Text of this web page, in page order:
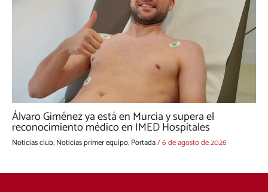
Álvaro Giménez ya está en Murcia y supera el
reconocimiento médico en IMED Hospitales
Noticias club,Noticias primer equipo,Portada/6 de agosto de 2026